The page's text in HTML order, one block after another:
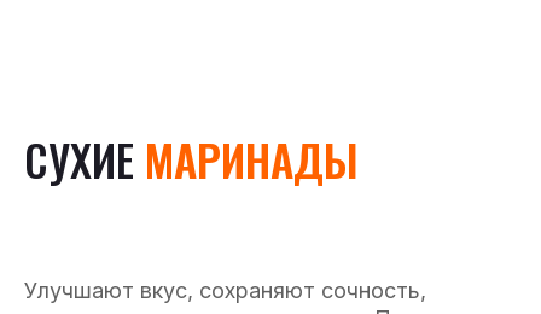
СУХИЕ МАРИНАДЫ
Улучшают вкус, сохраняют сочность,